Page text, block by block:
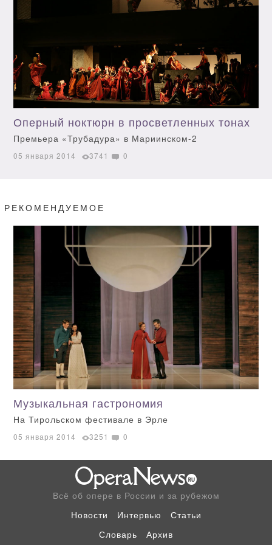
Оперный ноктюрн в просветленных тонах
Премьера «Трубадура» в Мариинском-2
05 января 2014 3741 0
РЕКОМЕНДУЕМОЕ
Музыкальная гастрономия
На Тирольском фестивале в Эрле
05 января 2014 3251 0
Всё об опере в России и за рубежом
Новости
Интервью
Статьи
Словарь
Архив